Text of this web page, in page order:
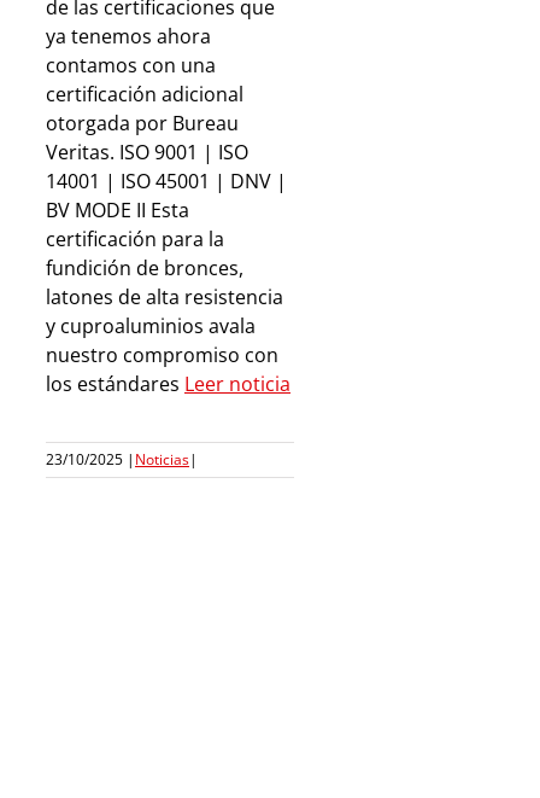
de las certificaciones que
ya tenemos ahora
contamos con una
certificación adicional
otorgada por Bureau
Veritas. ISO 9001 | ISO
14001 | ISO 45001 | DNV |
BV MODE II Esta
certificación para la
fundición de bronces,
latones de alta resistencia
y cuproaluminios avala
nuestro compromiso con
los estándares Leer noticia
23/10/2025 | Noticias|